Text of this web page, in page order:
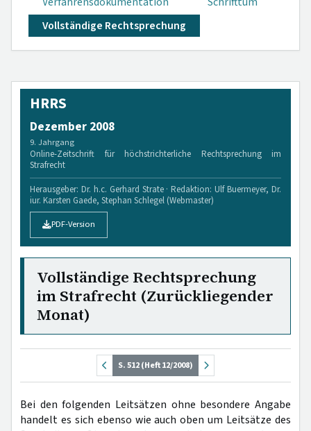
Vollständige Rechtsprechung
HRRS
Dezember 2008
9. Jahrgang
Online-Zeitschrift für höchstrichterliche Rechtsprechung im
Strafrecht
Herausgeber: Dr. h.c. Gerhard Strate · Redaktion: Ulf Buermeyer, Dr.
iur. Karsten Gaede, Stephan Schlegel (Webmaster)
PDF-Version
Vollständige Rechtsprechung
im Strafrecht (Zurückliegender
Monat)
S. 512 (Heft 12/2008)
Bei den folgenden Leitsätzen ohne besondere Angabe
handelt es sich ebenso wie auch oben um Leitsätze des